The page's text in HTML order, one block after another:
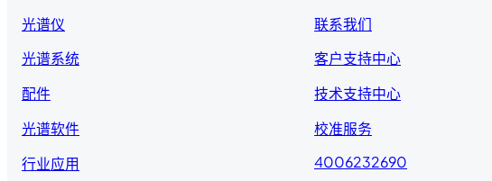
光谱仪
光谱系统
配件
光谱软件
行业应用
联系我们
客户支持中心
技术支持中心
校准服务
4006232690